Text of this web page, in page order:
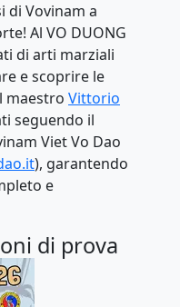
di Vovinam a
Al VO DUONG
di arti marziali
e scoprire le
maestro Vittorio
seguendo il
Viet Vo Dao
), garantendo
e
di prova